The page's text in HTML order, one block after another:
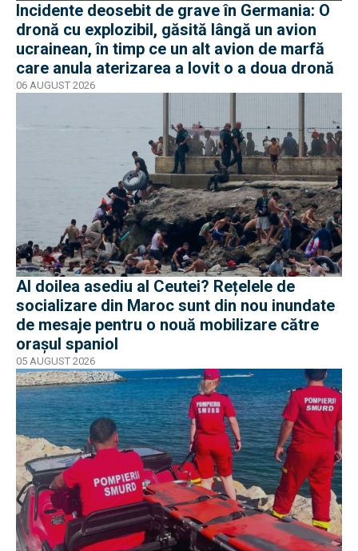
Incidente deosebit de grave în Germania: O
dronă cu explozibil, găsită lângă un avion
ucrainean, în timp ce un alt avion de marfă
care anula aterizarea a lovit o a doua dronă
06 AUGUST 2026
Al doilea asediu al Ceutei? Rețelele de
socializare din Maroc sunt din nou inundate
de mesaje pentru o nouă mobilizare către
orașul spaniol
05 AUGUST 2026